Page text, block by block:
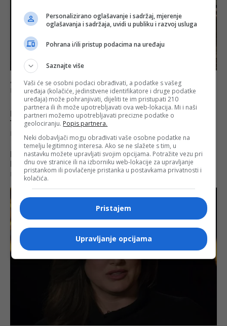
Personalizirano oglašavanje i sadržaj, mjerenje
oglašavanja i sadržaja, uvidi u publiku i razvoj usluga
Pohrana i/ili pristup podacima na uređaju
Saznajte više
Vaši će se osobni podaci obrađivati, a podatke s vašeg
uređaja (kolačiće, jedinstvene identifikatore i druge podatke
uređaja) može pohranjivati, dijeliti te im pristupati 210
partnera ili ih može upotrebljavati ova web-lokacija. Mi i naši
partneri možemo upotrebljavati precizne podatke o
geolociranju. Popis partnera.
Neki dobavljači mogu obrađivati vaše osobne podatke na
temelju legitimnog interesa. Ako se ne slažete s tim, u
nastavku možete upravljati svojim opcijama. Potražite vezu pri
dnu ove stranice ili na izborniku web-lokacije za upravljanje
pristankom ili povlačenje pristanka u postavkama privatnosti i
kolačića.
Pristajem
Upravljanje opcijama